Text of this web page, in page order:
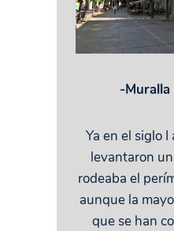
-Muralla
Ya en el siglo I
levantaron
rodeaba el
aunque la
que se han